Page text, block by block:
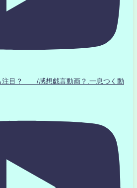
注目？ /感想戯言動画？.一息つく動